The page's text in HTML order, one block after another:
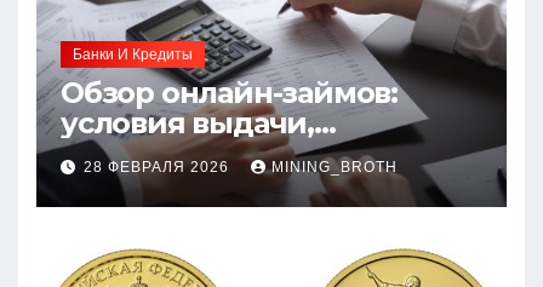
Банки И Кредиты
Обзор онлайн-займов:
условия выдачи,
процентные ставки и
требования к заемщикам
28 ФЕВРАЛЯ 2026 MINING_BROTH